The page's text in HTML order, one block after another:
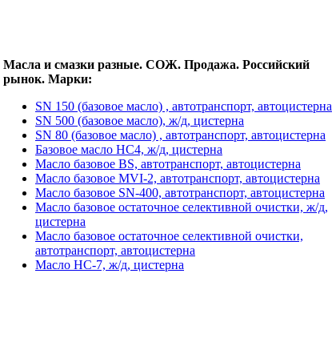
Масла и смазки разные. СОЖ. Продажа. Российский
рынок. Марки:
SN 150 (базовое масло) , автотранспорт, автоцистерна
SN 500 (базовое масло), ж/д, цистерна
SN 80 (базовое масло) , автотранспорт, автоцистерна
Базовое масло НС4, ж/д, цистерна
Масло базовое BS, автотранспорт, автоцистерна
Масло базовое MVI-2, автотранспорт, автоцистерна
Масло базовое SN-400, автотранспорт, автоцистерна
Масло базовое остаточное селективной очистки, ж/д,
цистерна
Масло базовое остаточное селективной очистки,
автотранспорт, автоцистерна
Масло НС-7, ж/д, цистерна